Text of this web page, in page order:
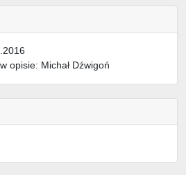
opisie: Michał Dźwigoń